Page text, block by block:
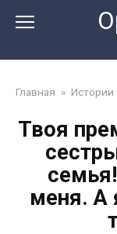
Главная » Истории
Твоя
меня. А